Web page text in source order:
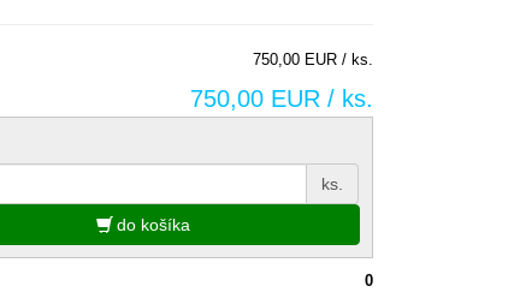
750,00 EUR / ks.
750,00 EUR / ks.
ks.
do košíka
0